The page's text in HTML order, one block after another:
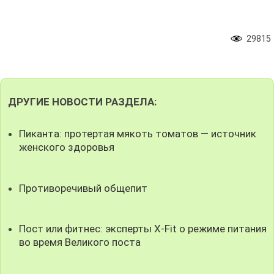
29815
ДРУГИЕ НОВОСТИ РАЗДЕЛА:
Пиканта: протертая мякоть томатов — источник
женского здоровья
Противоречивый общепит
Пост или фитнес: эксперты X-Fit о режиме питания
во время Великого поста